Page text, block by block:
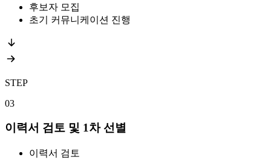
후보자 모집
초기 커뮤니케이션 진행
STEP
03
이력서 검토 및 1차 선별
이력서 검토